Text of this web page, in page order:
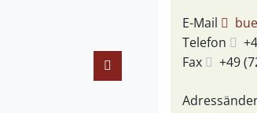
E-Mail
Telefon
Fax
+49